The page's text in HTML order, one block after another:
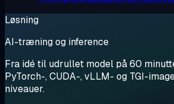
Løsning
AI-træning og inference
Fra idé til udrullet model på 60
PyTorch-, CUDA-, vLLM- og TGI-
niveauer.